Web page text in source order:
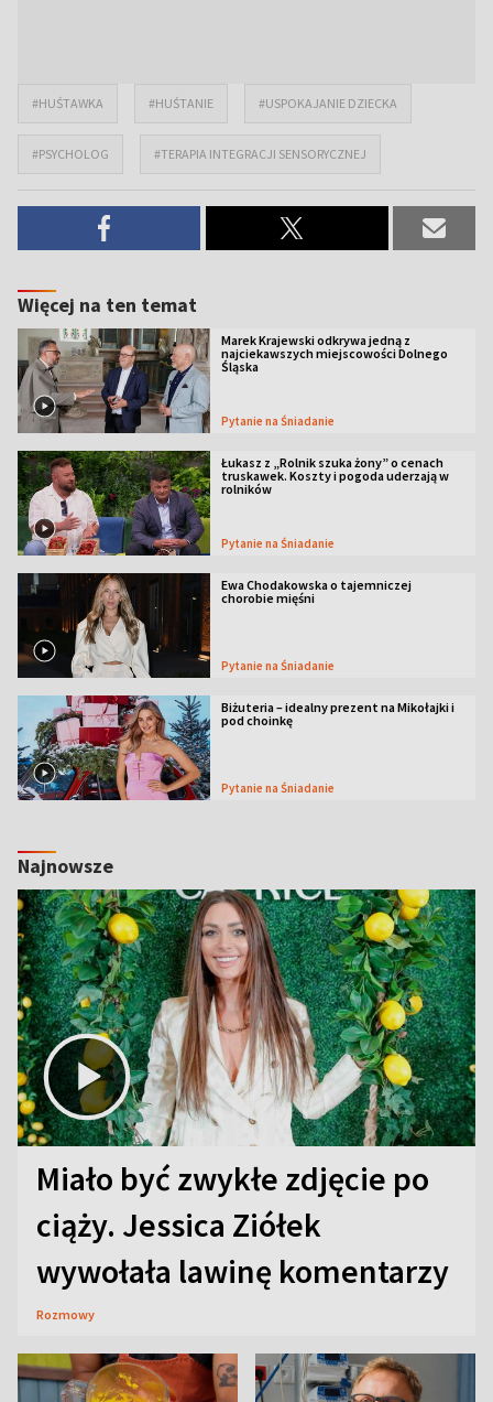
#HUŚTAWKA #HUŚTANIE #USPOKAJANIE DZIECKA
#PSYCHOLOG #TERAPIA INTEGRACJI SENSORYCZNEJ
Więcej na ten temat
Marek Krajewski odkrywa jedną z
najciekawszych miejscowości Dolnego
Śląska
Pytanie na Śniadanie
Łukasz z „Rolnik szuka żony” o cenach
truskawek. Koszty i pogoda uderzają w
rolników
Pytanie na Śniadanie
Ewa Chodakowska o tajemniczej
chorobie mięśni
Pytanie na Śniadanie
Biżuteria – idealny prezent na Mikołajki i
pod choinkę
Pytanie na Śniadanie
Najnowsze
Miało być zwykłe zdjęcie po
ciąży. Jessica Ziółek
wywołała lawinę komentarzy
Rozmowy